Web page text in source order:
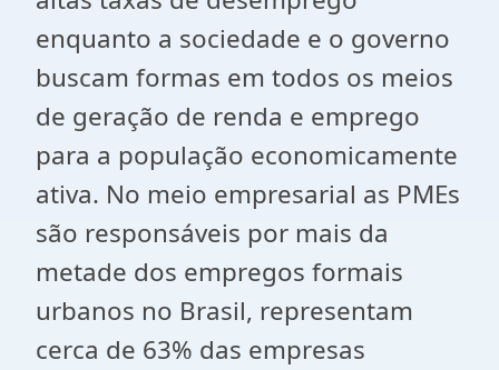
enquanto a sociedade e o governo
buscam formas em todos os meios
de geração de renda e emprego
para a população economicamente
ativa. No meio empresarial as PMEs
são responsáveis por mais da
metade dos empregos formais
urbanos no Brasil, representam
cerca de 63% das empresas